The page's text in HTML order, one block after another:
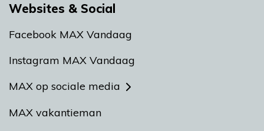
Websites & Social
Facebook MAX Vandaag
Instagram MAX Vandaag
MAX op sociale media
MAX vakantieman